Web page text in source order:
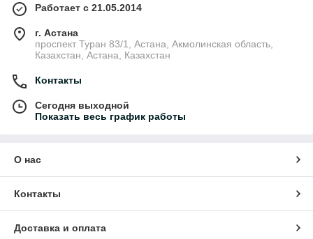
Работает с 21.05.2014
г. Астана
проспект Туран 83/1, Астана, Акмолинская область,
Казахстан, Астана, Казахстан
Контакты
Сегодня выходной
Показать весь график работы
О нас
Контакты
Доставка и оплата